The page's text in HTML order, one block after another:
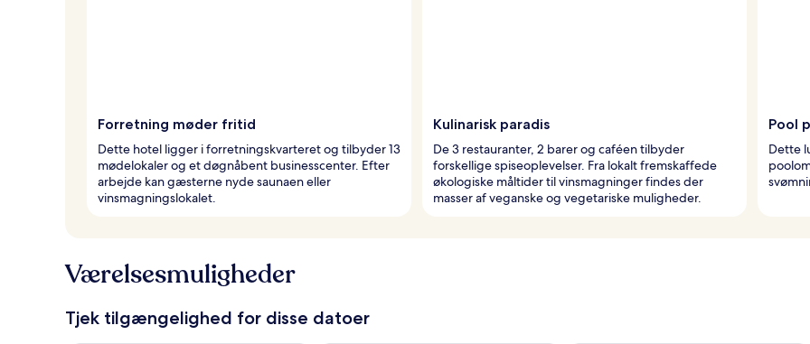
Forretning møder fritid
Dette hotel ligger i forretningskvarteret og tilbyder 13
mødelokaler og et døgnåbent businesscenter. Efter
arbejde kan gæsterne nyde saunaen eller
vinsmagningslokalet.
Kulinarisk paradis
De 3 restauranter, 2 barer og caféen tilbyder
forskellige spiseoplevelser. Fra lokalt fremskaffede
økologiske måltider til vinsmagninger findes der
masser af veganske og vegetariske muligheder.
Pool
Dette
Værelsesmuligheder
Tjek tilgængelighed for disse datoer